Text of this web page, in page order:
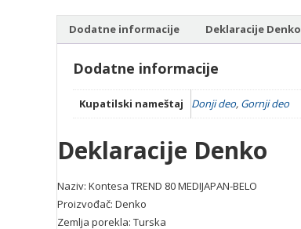
Dodatne informacije Deklaracije Denko
Dodatne informacije
Kupatilski nameštaj Donji deo, Gornji deo
Deklaracije Denko
Naziv: Kontesa TREND 80 MEDIJAPAN-BELO
Proizvođač: Denko
Zemlja porekla: Turska